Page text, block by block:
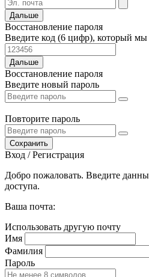
Дальше
Восстановление пароля
Введите код (6 цифр), который мы
Дальше
Восстановление пароля
Введите новый пароль
Повторите пароль
Сохранить
Вход / Регистрация
Добро пожаловать. Введите
доступа.
Ваша почта:
Использовать другую почту
Имя
Фамилия
Пароль